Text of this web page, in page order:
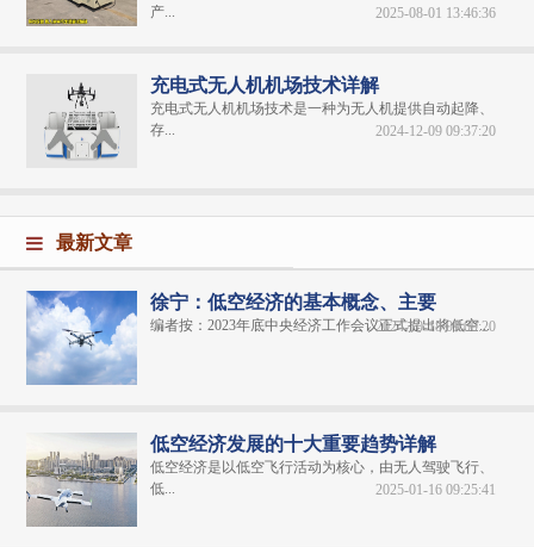
产...
2025-08-01 13:46:36
充电式无人机机场技术详解
充电式无人机机场技术是一种为无人机提供自动起降、
存...
2024-12-09 09:37:20
最新文章
徐宁：低空经济的基本概念、主要
编者按：2023年底中央经济工作会议正式提出将低空...
2024-10-18 09:09:20
低空经济发展的十大重要趋势详解
低空经济是以低空飞行活动为核心，由无人驾驶飞行、
低...
2025-01-16 09:25:41